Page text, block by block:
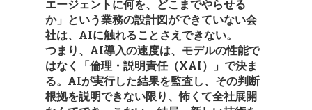
エージェントに何を、どこまでやらせる
か」という業務の設計図ができていない会
社は、AIに触れることさえできない。
つまり、AI導入の速度は、モデルの性能で
はなく「倫理・説明責任（XAI）」で決ま
る。AIが実行した結果を監査し、その判断
根拠を説明できない限り、怖くて全社展開